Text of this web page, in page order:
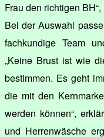
Frau den richtigen
Bei der Auswahl
fachkundige Team
„Keine Brust ist wie
bestimmen. Es geht
die mit den
werden können“,
und Herrenwäsche